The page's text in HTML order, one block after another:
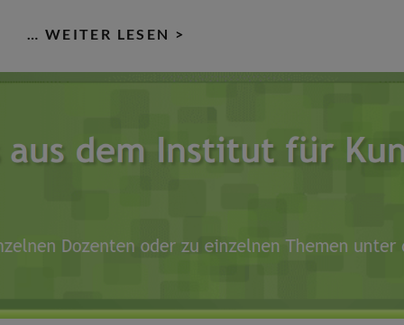
… WEITER LESEN >
GLADIATOREN
HELDEN
DES